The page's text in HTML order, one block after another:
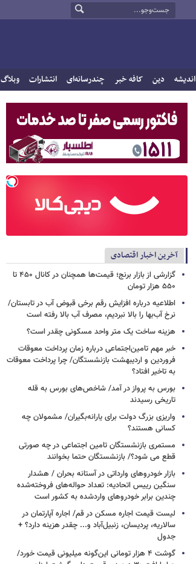
اندیشه دین کافه خبر چندرسانه‌ای انتشارات وبلاگ
آخرین اخبار اقتصادی
گزارشی از بازار برنج؛ قیمت‌ها همچنان در کانال ۴۵۰ تا
۵۵۰ هزار تومان
اطلاعیه درباره افزایش رقم برخی قبوض آب در تابستان/
نرخ آب‌بها را بالا نبردیم، مصرف آب بالا رفته است
هزینه ساخت یک متر واحد مسکونی چقدر است؟
خبر مهم تامین‌اجتماعی درباره زمان پرداخت معوقات
فروردین و اردیبهشت بازنشستگان/ چرا پرداخت معوقات
به تاخیر افتاد؟
بورس به پرواز در آمد/ شاخص‌های بورس به قله
تاریخی رسیدند
واریزی بزرگ دولت برای یارانه‌بگیران/ مشمولان چه
کسانی هستند؟
مستمری بازنشستگان تامین اجتماعی در چه صورتی
قطع می شود؟/ بازنشستگان حتما بخوانند
بازار خودروهای وارداتی در آستانه بحران / هشدار
سنگین رییس اتحادیه: تعداد حواله‌های فروخته‌شده
چندین برابر خودروهای واردشده به کشور است
لیست قیمت اجاره مسکن در قم/ اجاره آپارتمان در
سالاریه، پردیسان، زنبیل‌آباد و... چقدر هزینه دارد؟ +
جدول
گوشت ۴ هزار تومانی این‌گونه میلیونی قیمت خورد/